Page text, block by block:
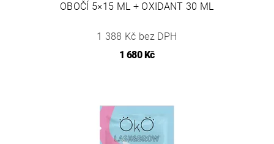
OBOČÍ 5×15 ML + OXIDANT 30 ML
1 388 Kč bez DPH
1 680 Kč